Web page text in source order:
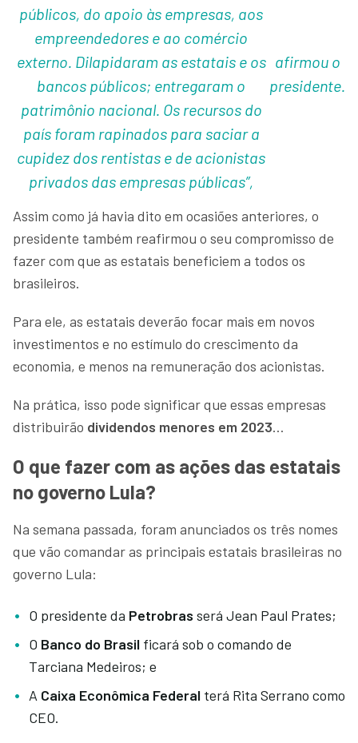
públicos, do apoio às empresas, aos
empreendedores e ao comércio
externo. Dilapidaram as estatais e os
bancos públicos; entregaram o
patrimônio nacional. Os recursos do
país foram rapinados para saciar a
cupidez dos rentistas e de acionistas
privados das empresas públicas”,
afirmou o
presidente.
Assim como já havia dito em ocasiões anteriores, o
presidente também reafirmou o seu compromisso de
fazer com que as estatais beneficiem a todos os
brasileiros.
Para ele, as estatais deverão focar mais em novos
investimentos e no estímulo do crescimento da
economia, e menos na remuneração dos acionistas.
Na prática, isso pode significar que essas empresas
distribuirão dividendos menores em 2023…
O que fazer com as ações das estatais
no governo Lula?
Na semana passada, foram anunciados os três nomes
que vão comandar as principais estatais brasileiras no
governo Lula:
O presidente da Petrobras será Jean Paul Prates;
O Banco do Brasil ficará sob o comando de
Tarciana Medeiros; e
A Caixa Econômica Federal terá Rita Serrano como
CEO.